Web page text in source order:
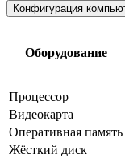
Конфигурация
Оборудование
Процессор
Видеокарта
Оперативная память
Жёсткий диск